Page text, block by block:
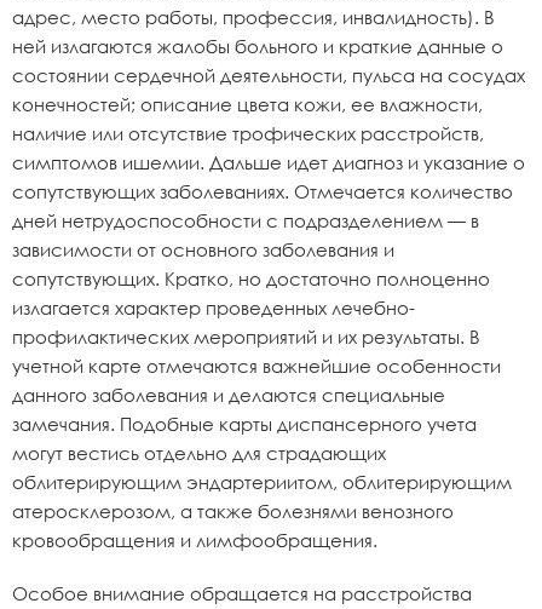
адрес, место работы, профессия, инвалидность). В
ней излагаются жалобы больного и краткие данные о
состоянии сердечной деятельности, пульса на сосудах
конечностей; описание цвета кожи, ее влажности,
наличие или отсутствие трофических расстройств,
симптомов ишемии. Дальше идет диагноз и указание о
сопутствующих заболеваниях. Отмечается количество
дней нетрудоспособности с подразделением — в
зависимости от основного заболевания и
сопутствующих. Кратко, но достаточно полноценно
излагается характер проведенных лечебно-
профилактических мероприятий и их результаты. В
учетной карте отмечаются важнейшие особенности
данного заболевания и делаются специальные
замечания. Подобные карты диспансерного учета
могут вестись отдельно для страдающих
облитерирующим эндартериитом, облитерирующим
атеросклерозом, а также болезнями венозного
кровообращения и лимфообращения.
Особое внимание обращается на расстройства